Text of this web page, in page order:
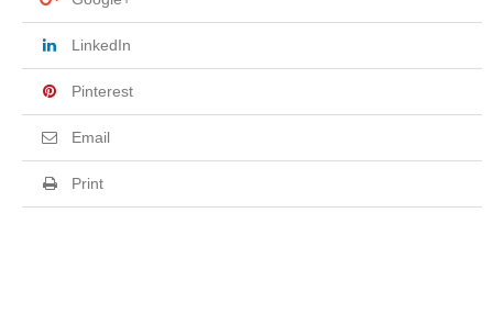
LinkedIn
Pinterest
Email
Print